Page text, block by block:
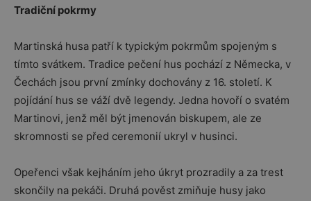
Tradiční pokrmy
Martinská husa patří k typickým pokrmům spojeným s
tímto svátkem. Tradice pečení hus pochází z Německa, v
Čechách jsou první zmínky dochovány z 16. století. K
pojídání hus se váží dvě legendy. Jedna hovoří o svatém
Martinovi, jenž měl být jmenován biskupem, ale ze
skromnosti se před ceremonií ukryl v husinci.
Opeřenci však kejháním jeho úkryt prozradily a za trest
skončily na pekáči. Druhá pověst zmiňuje husy jako